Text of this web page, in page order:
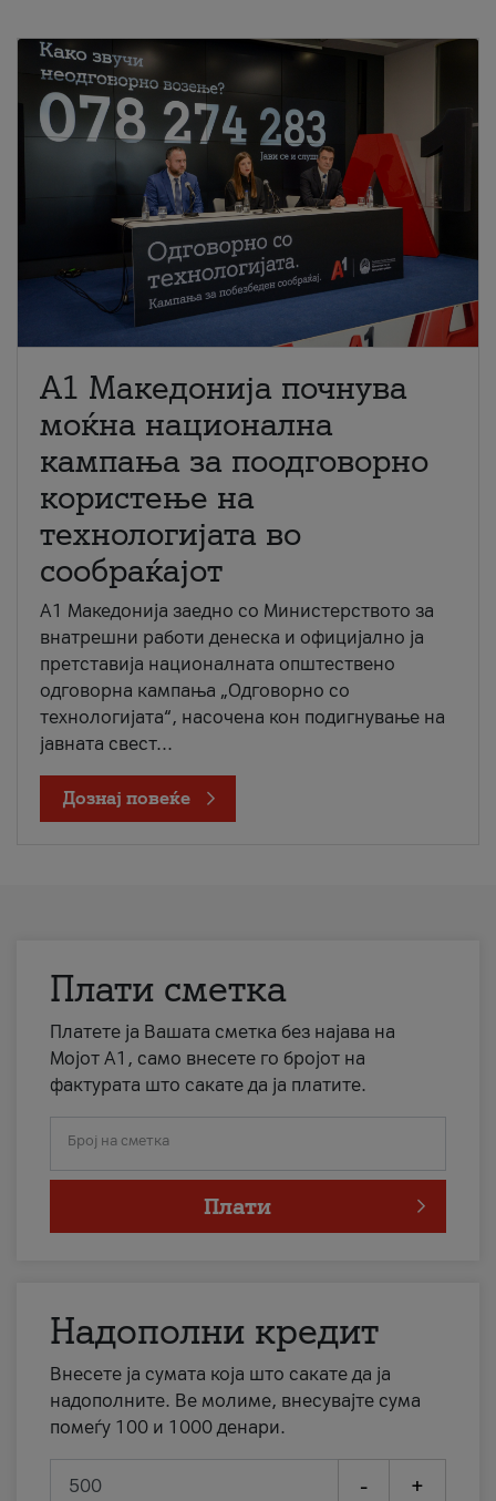
A1 Македонија почнува
моќна национална
кампања за поодговорно
користење на
технологијата во
сообраќајот
A1 Македонија заедно со Министерството за
внатрешни работи денеска и официјално ја
претставија националната општествено
одговорна кампања „Одговорно со
технологијата“, насочена кон подигнување на
јавната свест...
Дознај повеќе
Плати сметка
Платете ја Вашата сметка без најава на
Мојот А1, само внесете го бројот на
фактурата што сакате да ја платите.
Број на сметка
Плати
Надополни кредит
Внесете ја сумата која што сакате да ја
надополните. Ве молиме, внесувајте сума
помеѓу 100 и 1000 денари.
- +